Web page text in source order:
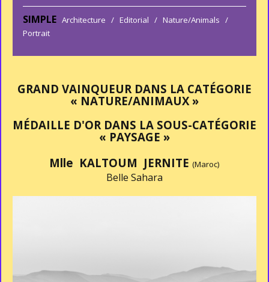
SIMPLE Architecture / Editorial / Nature/Animals /
Portrait
GRAND VAINQUEUR DANS LA CATÉGORIE
« NATURE/ANIMAUX »
MÉDAILLE D'OR DANS LA SOUS-CATÉGORIE
« PAYSAGE »
Mlle KALTOUM JERNITE (Maroc)
Belle Sahara